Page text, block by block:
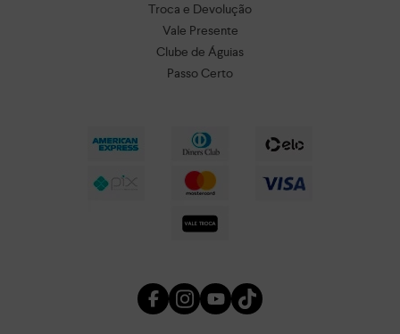
Troca e Devolução
Vale Presente
Clube de Águias
Passo Certo